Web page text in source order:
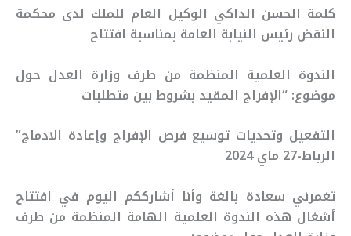
كلمة الحسن الداكي الوكيل العام للملك لدى محكمة
النقض رئيس النيابة العامة بمناسبة افتتاح
الندوة العلمية المنظمة من طرف وزارة العدل حول
موضوع: “الإفراج المقيد بشروط بين متطلبات
التفعيل وتحديات توسيع فرص الإفراج وإعادة الادماج”
الرباط-27 ماي 2024
تغمرني سعادة بالغة وأنا أشارككم اليوم في افتتاح
أشغال هذه الندوة العلمية الهامة المنظمة من طرف